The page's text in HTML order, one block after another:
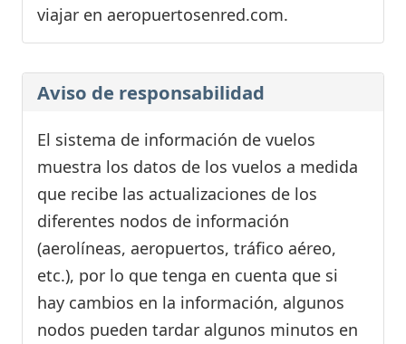
viajar en aeropuertosenred.com.
Aviso de responsabilidad
El sistema de información de vuelos
muestra los datos de los vuelos a medida
que recibe las actualizaciones de los
diferentes nodos de información
(aerolíneas, aeropuertos, tráfico aéreo,
etc.), por lo que tenga en cuenta que si
hay cambios en la información, algunos
nodos pueden tardar algunos minutos en